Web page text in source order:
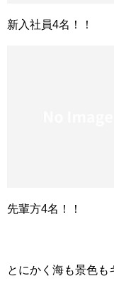
新入社員4名！！
先輩方4名！！
とにかく海も景色も